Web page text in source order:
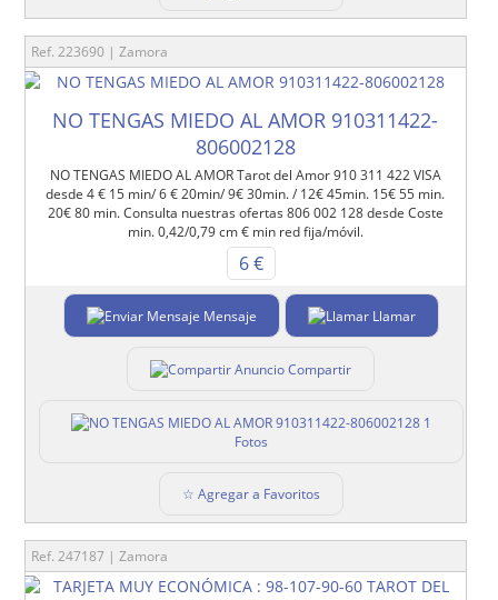
Ref. 223690 | Zamora
NO TENGAS MIEDO AL AMOR 910311422-
806002128
NO TENGAS MIEDO AL AMOR Tarot del Amor 910 311 422 VISA
desde 4 € 15 min/ 6 € 20min/ 9€ 30min. / 12€ 45min. 15€ 55 min.
20€ 80 min. Consulta nuestras ofertas 806 002 128 desde Coste
min. 0,42/0,79 cm € min red fija/móvil.
6 €
Mensaje Llamar
Compartir
1
Fotos
☆ Agregar a Favoritos
Ref. 247187 | Zamora